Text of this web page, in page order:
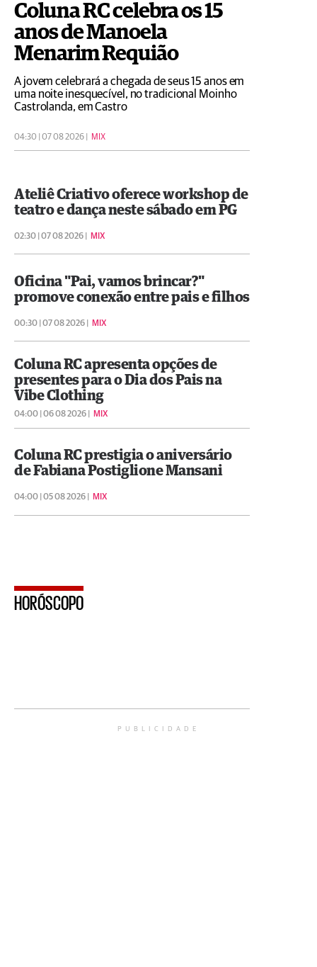
Coluna RC celebra os 15
anos de Manoela
Menarim Requião
A jovem celebrará a chegada de seus 15 anos em
uma noite inesquecível, no tradicional Moinho
Castrolanda, em Castro
04:30 | 07 08 2026 | MIX
Ateliê Criativo oferece workshop de
teatro e dança neste sábado em PG
02:30 | 07 08 2026 | MIX
Oficina "Pai, vamos brincar?"
promove conexão entre pais e filhos
00:30 | 07 08 2026 | MIX
Coluna RC apresenta opções de
presentes para o Dia dos Pais na
Vibe Clothing
04:00 | 06 08 2026 | MIX
Coluna RC prestigia o aniversário
de Fabiana Postiglione Mansani
04:00 | 05 08 2026 | MIX
HORÓSCOPO
PUBLICIDADE